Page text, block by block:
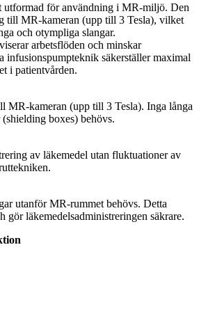
utformad för användning i MR-miljö. Den
till MR-kameran (upp till 3 Tesla), vilket
och otympliga slangar.
arbetsflöden och minskar
infusionspumpteknik säkerställer maximal
i patientvården.
MR-kameran (upp till 3 Tesla). Inga långa
boxes) behövs.
av läkemedel utan fluktuationer av
utanför MR-rummet behövs. Detta
gör läkemedelsadministreringen säkrare.